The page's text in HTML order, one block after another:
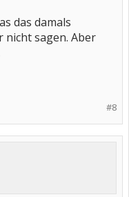
das damals
nicht sagen. Aber
#8